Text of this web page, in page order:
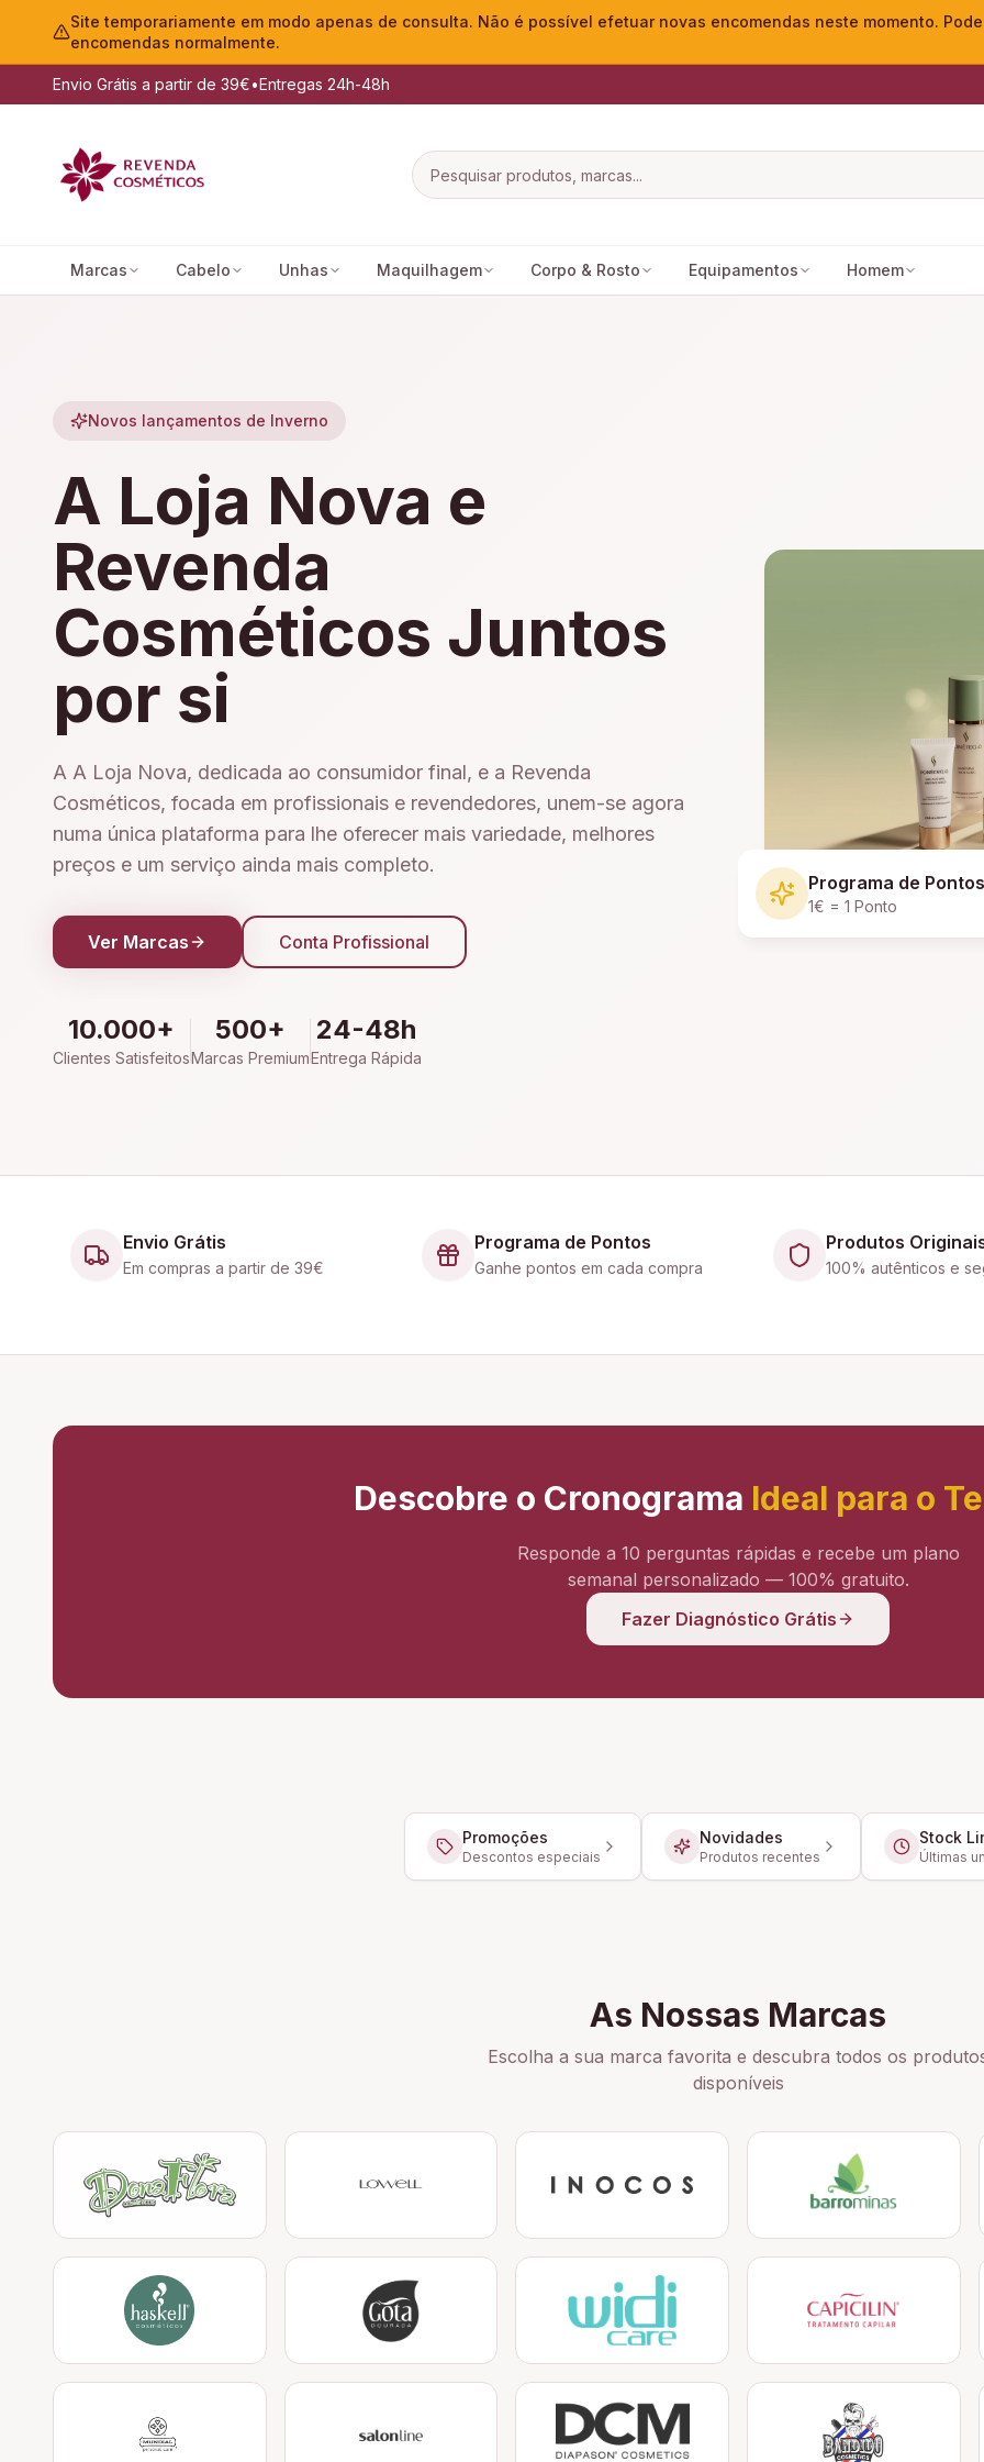
Site temporariamente em modo apenas de consulta. Não é possível efetuar novas encomendas neste momento.
encomendas normalmente.
Envio Grátis a partir de 39€•Entregas 24h-48h
Marcas Cabelo Unhas Maquilhagem Corpo & Rosto Equipamentos Homem
Novos lançamentos de Inverno
A Loja Nova e
Revenda
Cosméticos Juntos
por si
A A Loja Nova, dedicada ao consumidor final, e a Revenda
Cosméticos, focada em profissionais e revendedores, unem-se agora
numa única plataforma para lhe oferecer mais variedade, melhores
preços e um serviço ainda mais completo.
Ver Marcas Conta Profissional
10.000+
Clientes Satisfeitos
500+
Marcas Premium
24-48h
Entrega Rápida
Programa de Pontos
1€ = 1 Ponto
Envio Grátis
Em compras a partir de 39€
Programa de Pontos
Ganhe pontos em cada compra
Produtos
100% autênticos e
Descobre o Cronograma Ideal para o
Responde a 10 perguntas rápidas e recebe um plano
semanal personalizado — 100% gratuito.
Fazer Diagnóstico Grátis
Promoções
Descontos especiais
Novidades
Produtos recentes
Stock
Últimas
As Nossas Marcas
Escolha a sua marca favorita e descubra todos os
disponíveis